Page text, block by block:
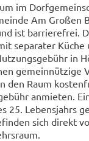
im
Am Großen
ist barrierefrei.
separater Küche
in
gemeinnützige
den Raum
anmieten.
25. Lebensjahrs
sich direkt